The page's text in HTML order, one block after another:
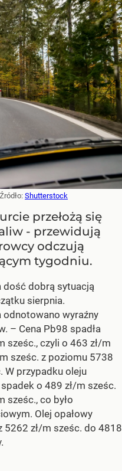
Shutterstock
przełożą się
- przewidują
odczują
tygodniu.
dość dobrą sytuacją
sierpnia.
wyraźny
– Cena Pb98 spadła
sześc., czyli o 463 zł/m
sześc. z poziomu 5738
W przypadku oleju
o 489 zł/m sześc.
sześc., co było
Olej opałowy
5262 zł/m sześc. do 4818